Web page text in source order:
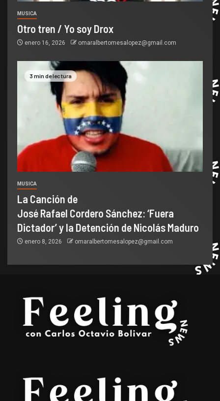
MUSICA
Otro tren / Yo soy Drox
enero 16, 2026 omaralbertomesalopez@gmail.com
3 min de lectura
MUSICA
La Canción de
José Rafael Cordero Sánchez: ‘Fuera
Dictador’ y la Detención de Nicolás Maduro
enero 8, 2026 omaralbertomesalopez@gmail.com